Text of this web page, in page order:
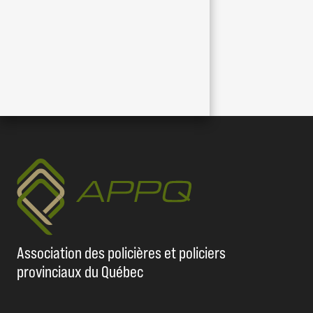
Association des policières et policiers
provinciaux du Québec